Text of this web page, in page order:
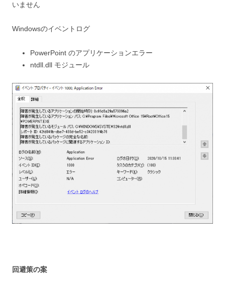
いません
Windowsのイベントログ
PowerPoint のアプリケーションエラー
ntdll.dll モジュール
回避策の案